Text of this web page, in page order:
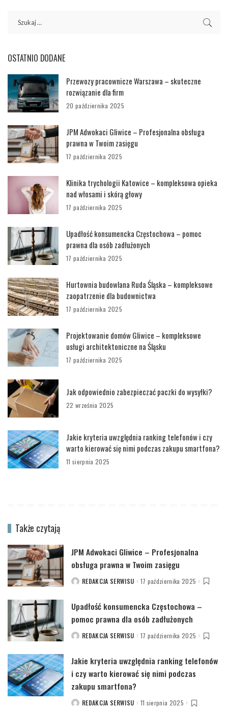
OSTATNIO DODANE
Przewozy pracownicze Warszawa – skuteczne
rozwiązanie dla firm
20 października 2025
JPM Adwokaci Gliwice – Profesjonalna obsługa
prawna w Twoim zasięgu
17 października 2025
Klinika trychologii Katowice – kompleksowa opieka
nad włosami i skórą głowy
17 października 2025
Upadłość konsumencka Częstochowa – pomoc
prawna dla osób zadłużonych
17 października 2025
Hurtownia budowlana Ruda Śląska – kompleksowe
zaopatrzenie dla budownictwa
17 października 2025
Projektowanie domów Gliwice – kompleksowe
usługi architektoniczne na Śląsku
17 października 2025
Jak odpowiednio zabezpieczać paczki do wysyłki?
22 września 2025
Jakie kryteria uwzględnia ranking telefonów i czy
warto kierować się nimi podczas zakupu smartfona?
11 sierpnia 2025
Także czytają
JPM Adwokaci Gliwice – Profesjonalna
obsługa prawna w Twoim zasięgu
POSTEDREDAKCJA SERWISU 17 października 2025
Upadłość konsumencka Częstochowa –
pomoc prawna dla osób zadłużonych
POSTEDREDAKCJA SERWISU 17 października 2025
Jakie kryteria uwzględnia ranking telefonów
i czy warto kierować się nimi podczas
zakupu smartfona?
POSTEDREDAKCJA SERWISU 11 sierpnia 2025